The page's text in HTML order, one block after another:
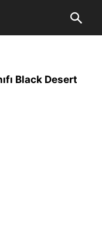
Black Desert